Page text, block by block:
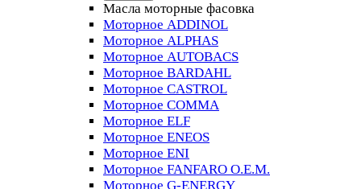
Масла моторные фасовка
Моторное ADDINOL
Моторное ALPHAS
Моторное AUTOBACS
Моторное BARDAHL
Моторное CASTROL
Моторное COMMA
Моторное ELF
Моторное ENEOS
Моторное ENI
Моторное FANFARO O.E.M.
Моторное G-ENERGY